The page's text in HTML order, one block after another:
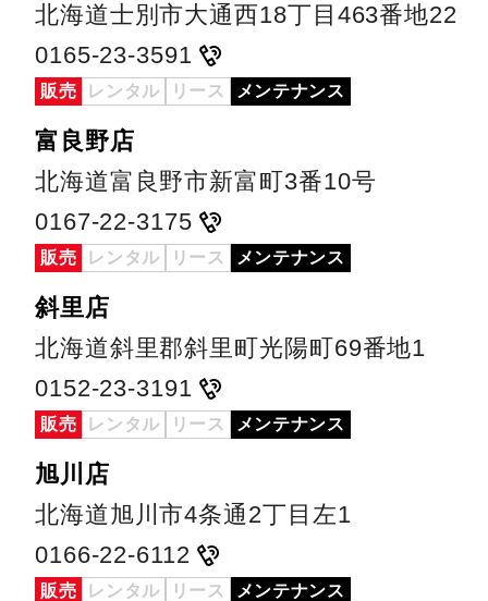
北海道士別市大通西18丁目463番地22
0165-23-3591
販売 レンタル リース メンテナンス
富良野店
北海道富良野市新富町3番10号
0167-22-3175
販売 レンタル リース メンテナンス
斜里店
北海道斜里郡斜里町光陽町69番地1
0152-23-3191
販売 レンタル リース メンテナンス
旭川店
北海道旭川市4条通2丁目左1
0166-22-6112
販売 レンタル リース メンテナンス